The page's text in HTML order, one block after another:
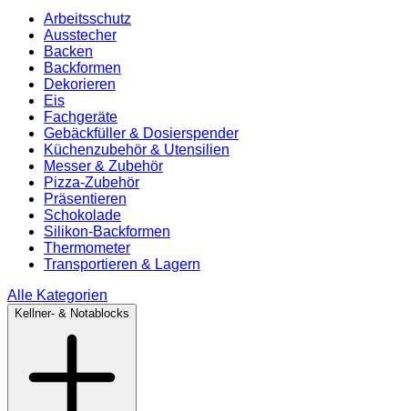
Arbeitsschutz
Ausstecher
Backen
Backformen
Dekorieren
Eis
Fachgeräte
Gebäckfüller & Dosierspender
Küchenzubehör & Utensilien
Messer & Zubehör
Pizza-Zubehör
Präsentieren
Schokolade
Silikon-Backformen
Thermometer
Transportieren & Lagern
Alle Kategorien
Kellner- & Notablocks